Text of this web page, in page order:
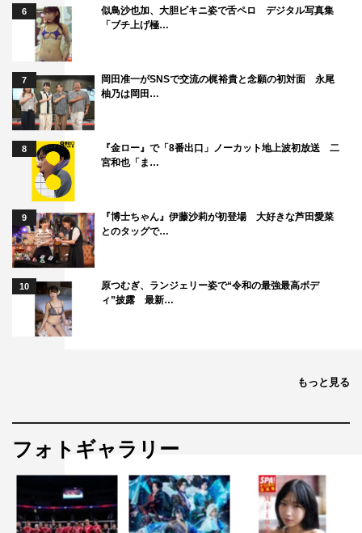
6
似鳥沙也加、大胆ビキニ姿で舌ペロ デジタル写真集
「ブチ上げ極…
7
岡田准一がSNSで交流の梶裕貴と念願の初対面 永尾
柚乃は岡田…
8
『金ロー』で「8番出口」ノーカット地上波初放送 二
宮和也「ま…
9
『博士ちゃん』伊藤沙莉が初登場 大好きな芦田愛菜
とのタッグで…
10
原つむぎ、ランジェリー姿で“令和の最強最高ボデ
ィ”披露 最新…
もっと見る
フォトギャラリー